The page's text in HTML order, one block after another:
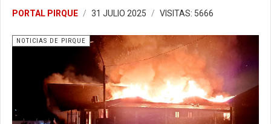
PORTAL PIRQUE 31 JULIO 2025 VISITAS: 5666
NOTICIAS DE PIRQUE